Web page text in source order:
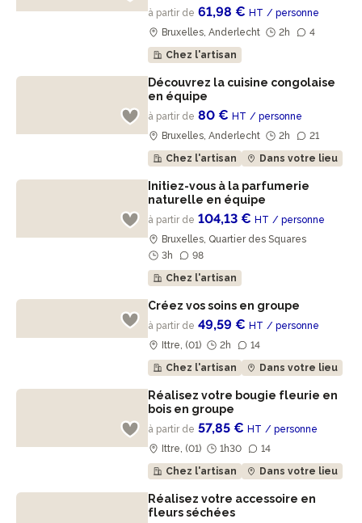
à partir de 61,98 €HT / personne
Bruxelles, Anderlecht
2h
4
Chez l'artisan
Découvrez la cuisine congolaise
en équipe
à partir de 80 €HT / personne
Bruxelles, Anderlecht
2h
21
Chez l'artisan
Dans votre lieu
Initiez-vous à la parfumerie
naturelle en équipe
à partir de 104,13 €HT / personne
Bruxelles, Quartier des Squares
3h
98
Chez l'artisan
Créez vos soins en groupe
à partir de 49,59 €HT / personne
Ittre, (01)
2h
14
Chez l'artisan
Dans votre lieu
Réalisez votre bougie fleurie en
bois en groupe
à partir de 57,85 €HT / personne
Ittre, (01)
1h30
14
Chez l'artisan
Dans votre lieu
Réalisez votre accessoire en
fleurs séchées